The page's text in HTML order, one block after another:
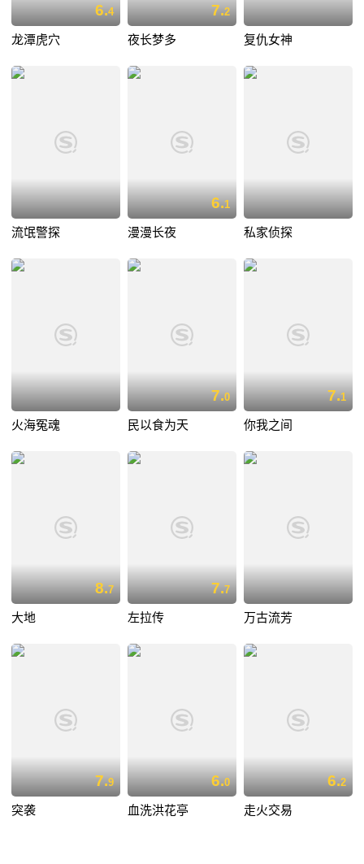
6.4
龙潭虎穴
7.2
夜长梦多 复仇女神
流氓警探
6.1
漫漫长夜 私家侦探
火海冤魂
7.0
民以食为天
7.1
你我之间
8.7
大地
7.7
左拉传 万古流芳
7.9
突袭
6.0
血洗洪花亭
6.2
走火交易